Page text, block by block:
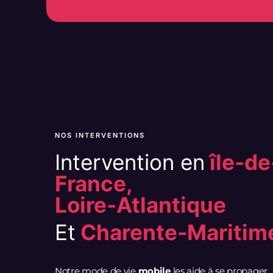
NOS INTERVENTIONS
Intervention enîle-
France,
Loire-Atlantique
Et Charente-
Notre mode de vie mobileles aide à se propager